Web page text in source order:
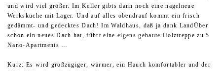
und wird viel größer. Im Keller gibts dann noch eine nagelneue
Werksküche mit Lager. Und auf alles obendrauf kommt ein frisch
gedämmt- und gedecktes Dach! Im Waldhaus, daß ja dank LandÜber
schon ein neues Dach hat, führt eine eigens gebaute Holztreppe zu 5
Nano-Apartments …
Kurz: Es wird großzügiger, wärmer, ein Hauch komfortabler und der